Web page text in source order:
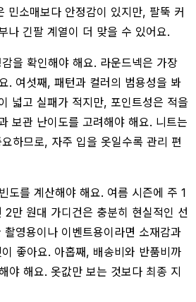
민소매보다 안정감이 있지만, 팔뚝 커
나 긴팔 계열이 더 맞을 수 있어요.
을 확인해야 해요. 라운드넥은 가장
. 여섯째, 패턴과 컬러의 범용성을 봐
넓고 실패가 적지만, 포인트성은 적을
보관 난이도를 고려해야 해요. 니트는
하므로, 자주 입을 옷일수록 관리 편
도를 계산해야 해요. 여름 시즌에 주 1
2만 원대 가디건은 충분히 현실적인 선
영용이나 이벤트용이라면 소재감과
좋아요. 아홉째, 배송비와 반품비까
야 해요. 옷값만 보는 것보다 최종 지